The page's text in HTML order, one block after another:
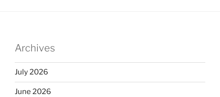
Archives
July 2026
June 2026